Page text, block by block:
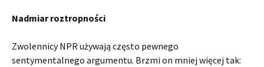
Nadmiar roztropności
Zwolennicy NPR używają często pewnego
sentymentalnego argumentu. Brzmi on mniej więcej tak: